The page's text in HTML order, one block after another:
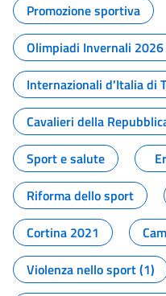
Promozione sportiva
Olimpiadi Invernali 2026
Internazionali d'Italia di
Cavalieri della
Sport e salute
Riforma dello sport
Cortina 2021
Violenza nello sport (1)